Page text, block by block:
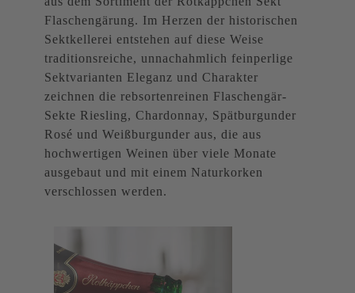
Flaschengärung. Im Herzen der historischen
Sektkellerei entstehen auf diese Weise
traditionsreiche, unnachahmlich feinperlige
Sektvarianten Eleganz und Charakter
zeichnen die rebsortenreinen Flaschengär-
Sekte Riesling, Chardonnay, Spätburgunder
Rosé und Weißburgunder aus, die aus
hochwertigen Weinen über viele Monate
ausgebaut und mit einem Naturkorken
verschlossen werden.